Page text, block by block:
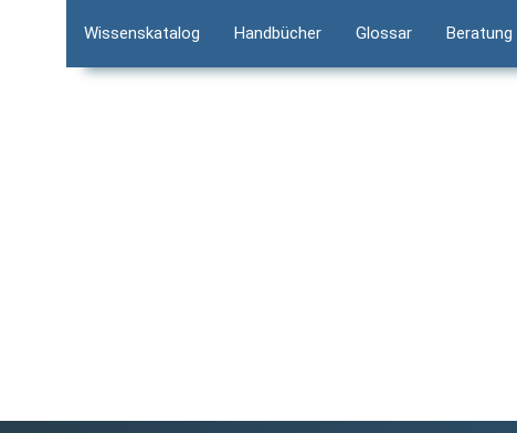
Wissenskatalog Handbücher Glossar Beratung